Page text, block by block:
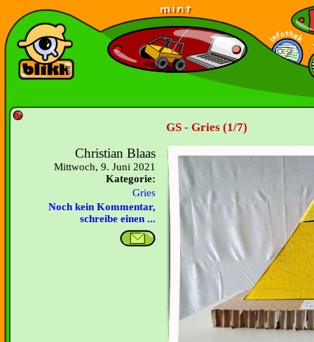
GS - Gries (1/7)
Christian Blaas
Mittwoch, 9. Juni 2021
Kategorie:
Gries
Noch kein Kommentar,
schreibe einen ...